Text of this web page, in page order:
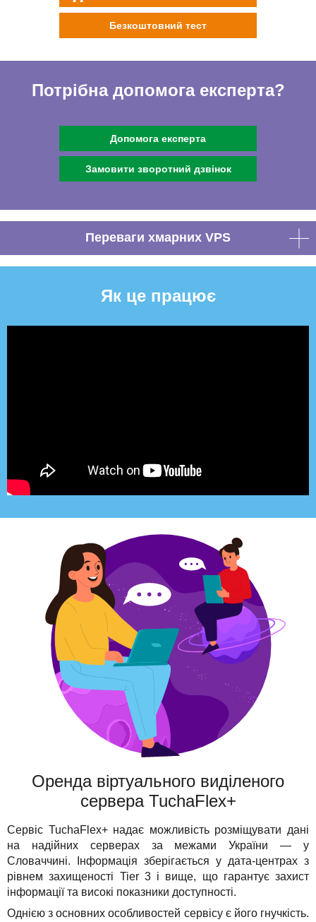
Безкоштовний тест
Потрібна допомога експерта?
Допомога експерта
Замовити зворотний дзвінок
Переваги хмарних VPS
Як це працює
Оренда віртуального виділеного
сервера TuchaFlex+
Сервіс TuchaFlex+ надає можливість розміщувати дані
на надійних серверах за межами України — у
Словаччині. Інформація зберігається у дата-центрах з
рівнем захищеності Tier 3 і вище, що гарантує захист
інформації та високі показники доступності.
Однією з основних особливостей сервісу є його гнучкість.